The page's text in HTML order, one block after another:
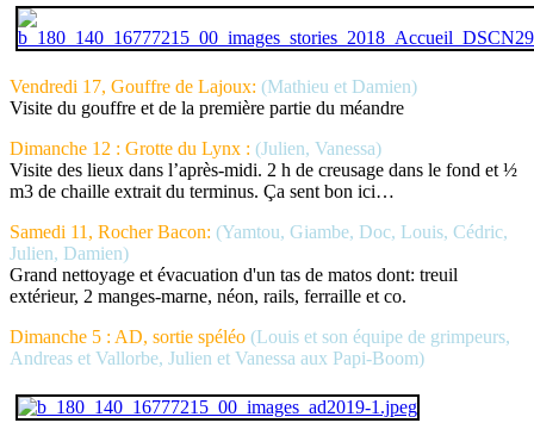
Vendredi 17, Gouffre de Lajoux: (Mathieu et Damien)
Visite du gouffre et de la première partie du méandre
Dimanche 12 : Grotte du Lynx : (Julien, Vanessa)
Visite des lieux dans l’après-midi. 2 h de creusage dans le fond et ½
m3 de chaille extrait du terminus. Ça sent bon ici…
Samedi 11, Rocher Bacon: (Yamtou, Giambe, Doc, Louis, Cédric,
Julien, Damien)
Grand nettoyage et évacuation d'un tas de matos dont: treuil
extérieur, 2 manges-marne, néon, rails, ferraille et co.
Dimanche 5 : AD, sortie spéléo (Louis et son équipe de grimpeurs,
Andreas et Vallorbe, Julien et Vanessa aux Papi-Boom)